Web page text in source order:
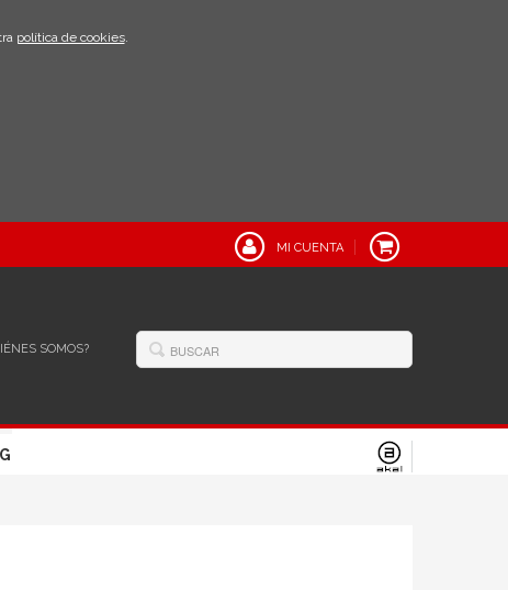
política de cookies.
MI CUENTA
SOMOS?